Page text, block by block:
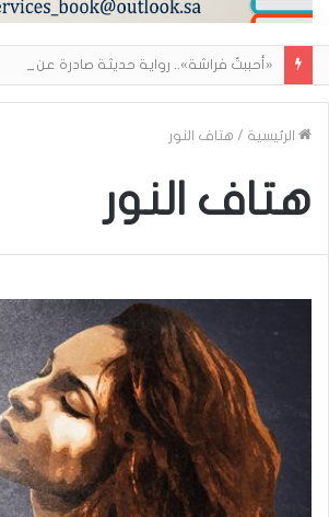
الرئيسية / هتاف النور
هتاف النور